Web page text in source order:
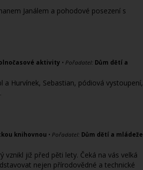
Janálem a pohodové posezení s
aktivity • Pořadatel: Dům dětí a
Hurvínek, Sebastian, pódiová vystoupení,
knihovnou • Pořadatel: Dům dětí a mládeže
již před pěti lety. Čeká na vás velká
nejen přírodovědné a technické